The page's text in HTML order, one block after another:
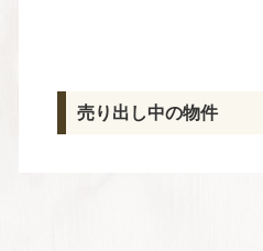
売り出し中の物件